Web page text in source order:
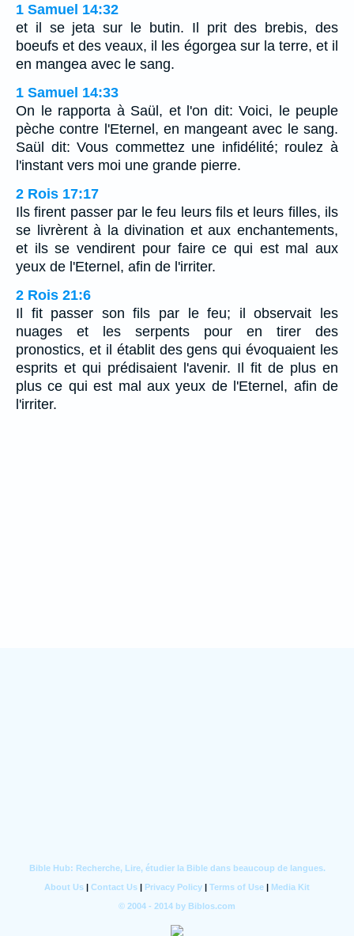
1 Samuel 14:32
et il se jeta sur le butin. Il prit des brebis, des
boeufs et des veaux, il les égorgea sur la terre, et il
en mangea avec le sang.
1 Samuel 14:33
On le rapporta à Saül, et l'on dit: Voici, le peuple
pèche contre l'Eternel, en mangeant avec le sang.
Saül dit: Vous commettez une infidélité; roulez à
l'instant vers moi une grande pierre.
2 Rois 17:17
Ils firent passer par le feu leurs fils et leurs filles, ils
se livrèrent à la divination et aux enchantements,
et ils se vendirent pour faire ce qui est mal aux
yeux de l'Eternel, afin de l'irriter.
2 Rois 21:6
Il fit passer son fils par le feu; il observait les
nuages et les serpents pour en tirer des
pronostics, et il établit des gens qui évoquaient les
esprits et qui prédisaient l'avenir. Il fit de plus en
plus ce qui est mal aux yeux de l'Eternel, afin de
l'irriter.